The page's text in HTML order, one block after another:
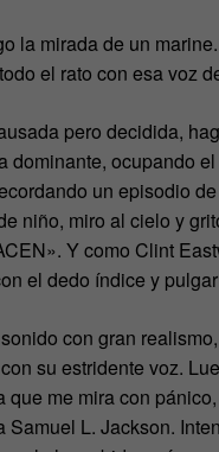
la mirada de un
el rato con esa voz
pero decidida,
dominante, ocupando
un episodio de
niño, miro al cielo y
Y como Clint
el dedo índice y
con gran
su estridente voz.
que me mira con
Samuel L. Jackson.